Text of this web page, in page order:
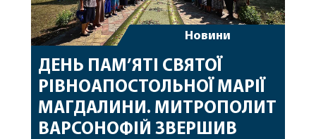
Новини
ДЕНЬ ПАМ’ЯТІ СВЯТОЇ
РІВНОАПОСТОЛЬНОЇ МАРІЇ
МАГДАЛИНИ. МИТРОПОЛИТ
ВАРСОНОФІЙ ЗВЕРШИВ